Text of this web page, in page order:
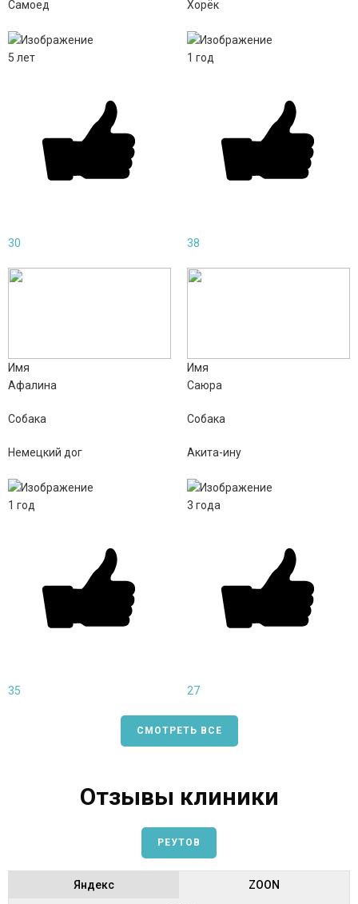
Самоед
5 лет
30
Хорёк
1 год
38
Имя
Афалина
Собака
Немецкий дог
1 год
35
Имя
Саюра
Собака
Акита-ину
3 года
27
СМОТРЕТЬ ВСЕ
Отзывы клиники
РЕУТОВ
Яндекс ZOON